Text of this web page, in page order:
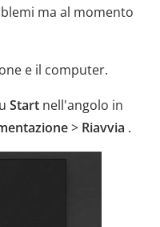
ma al momento
e il computer.
Start nell'angolo in
> Riavvia .